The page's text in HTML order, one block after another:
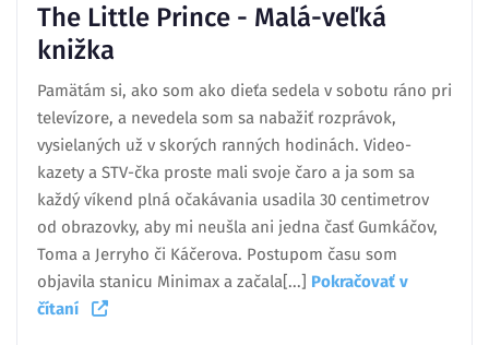
The Little Prince - Malá-veľká
knižka
Pamätám si, ako som ako dieťa sedela v sobotu ráno pri
televízore, a nevedela som sa nabažiť rozprávok,
vysielaných už v skorých ranných hodinách. Video-
kazety a STV-čka proste mali svoje čaro a ja som sa
každý víkend plná očakávania usadila 30 centimetrov
od obrazovky, aby mi neušla ani jedna časť Gumkáčov,
Toma a Jerryho či Káčerova. Postupom času som
objavila stanicu Minimax a začala[...] Pokračovať v
čítaní